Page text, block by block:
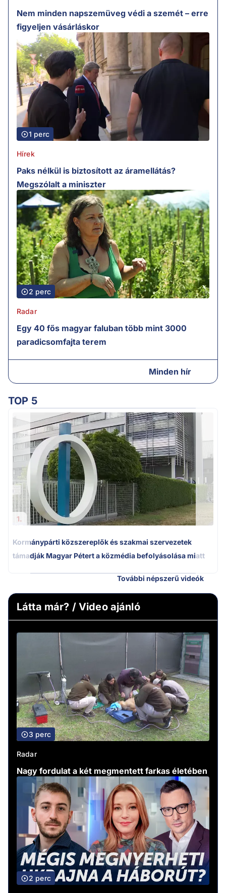
Nem minden napszemüveg védi a szemét – erre
figyeljen vásárláskor
1 perc
Hírek
Paks nélkül is biztosított az áramellátás?
Megszólalt a miniszter
2 perc
Radar
Egy 40 fős magyar faluban több mint 3000
paradicsomfajta terem
Minden hír
TOP 5
1.
Kormánypárti közszereplők és szakmai szervezetek
támadják Magyar Pétert a közmédia befolyásolása miatt
További népszerű videók
Látta már? / Video ajánló
3 perc
Radar
Nagy fordulat a két megmentett farkas életében
2 perc